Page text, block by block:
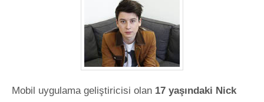
Mobil uygulama geliştiricisi olan 17 yaşındaki Nick